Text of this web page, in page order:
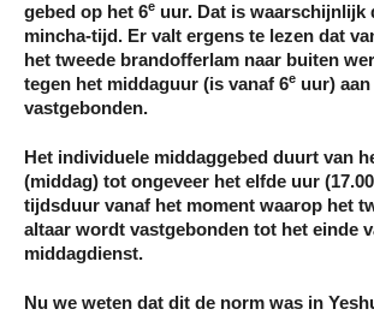
gebed op het 6e uur. Dat is waarschijnlijk
mincha-tijd. Er valt ergens te lezen dat
het tweede brandofferlam naar buiten
tegen het middaguur (is vanaf 6e uur)
vastgebonden.
Het individuele middaggebed duurt van
(middag) tot ongeveer het elfde uur
tijdsduur vanaf het moment waarop het
altaar wordt vastgebonden tot het einde
middagdienst.
Nu we weten dat dit de norm was in